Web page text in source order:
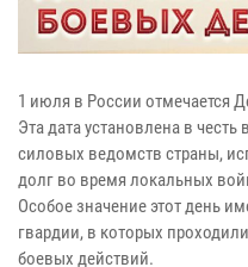
1 июля в России отмечается
Эта дата установлена в
силовых ведомств страны,
долг во время локальных
Особое значение этот день
гвардии, в которых
боевых действий.